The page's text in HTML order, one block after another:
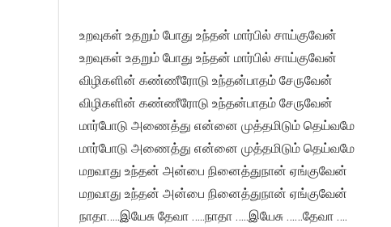
உறவுகள் உதறும் போது உந்தன் மார்பில் சாய்குவேன்
உறவுகள் உதறும் போது உந்தன் மார்பில் சாய்குவேன்
விழிகளின் கண்ணீரோடு உந்தன்பாதம் சேருவேன்
விழிகளின் கண்ணீரோடு உந்தன்பாதம் சேருவேன்
மார்போடு அணைத்து என்னை முத்தமிடும் தெய்வமே
மார்போடு அணைத்து என்னை முத்தமிடும் தெய்வமே
மறவாது உந்தன் அன்பை நினைத்துநான் ஏங்குவேன்
மறவாது உந்தன் அன்பை நினைத்துநான் ஏங்குவேன்
நாதா…..இயேசு தேவா …..நாதா …..இயேசு ……தேவா ….